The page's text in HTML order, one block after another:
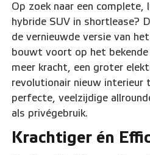
Op zoek naar een complete,
hybride SUV in shortlease?
de vernieuwde versie van
bouwt voort op het
meer kracht, een groter
revolutionair nieuw interieur
perfecte, veelzijdige
als privégebruik.
Krachtiger én